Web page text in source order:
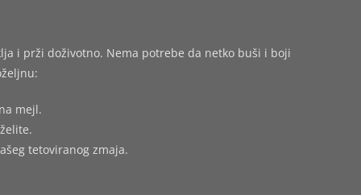
i prži doživotno. Nema potrebe da netko buši i boji
mejl.
tetoviranog zmaja.